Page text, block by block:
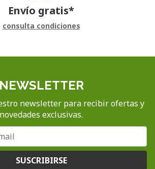
Envío gratis*
consulta condiciones
NEWSLETTER
newsletter para recibir ofertas y
novedades exclusivas.
SUSCRIBIRSE